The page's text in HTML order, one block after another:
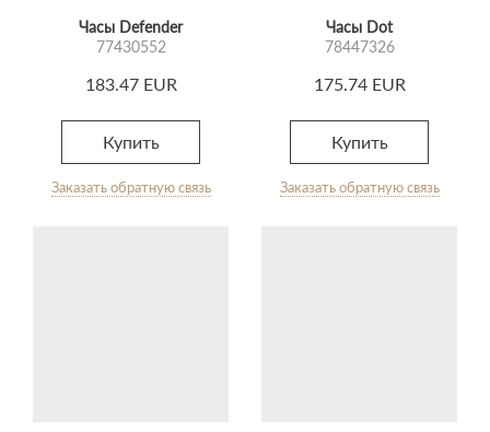
Часы Defender
77430552
183.47 EUR
Купить
Заказать обратную связь
Часы Dot
78447326
175.74 EUR
Купить
Заказать обратную связь